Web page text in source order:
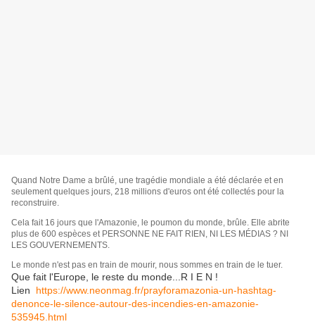
Quand Notre Dame a brûlé, une tragédie mondiale a été déclarée et en
seulement quelques jours, 218 millions d'euros ont été collectés pour la
reconstruire.
Cel a fait 16 jours que l'Amazonie, le poumon du monde, brûle. Elle abrite
plus de 600 espèces et PERSONNE NE FAIT RIEN, NI LES MÉDIAS ? NI
LES GOUVERNEMENTS.
Le monde n'est pas en train de mourir, nous sommes en train de le tuer.
Que fait l'Europe, le reste du monde...R I E N !
Lien https://www.neonmag.fr/prayforamazonia-un-hashtag-
denonce-le-silence-autour-des-incendies-en-amazonie-
535945.html